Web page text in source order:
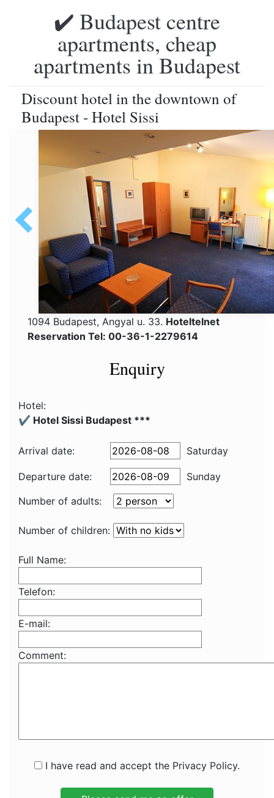
✔️ Budapest centre
apartments, cheap
apartments in Budapest
Discount hotel in the downtown of
Budapest - Hotel Sissi
1094 Budapest, Angyal u. 33. Hoteltelnet
Reservation Tel: 00-36-1-2279614
Enquiry
Hotel:
✔️ Hotel Sissi Budapest ***
Arrival date: Saturday
Departure date:
Sunday
Number of adults:
Number of children:
Full Name:
Telefon:
E-mail:
Comment:
I have read and accept the Privacy Policy.